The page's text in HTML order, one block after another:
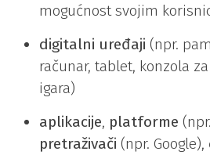
mogućnost svojim
digitalni uređaji (npr.
računar, tablet, konzola
igara)
aplikacije, platforme
pretraživači (npr. Google),